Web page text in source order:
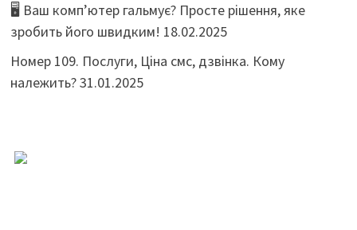
🖥️ Ваш комп’ютер гальмує? Просте рішення, яке
зробить його швидким! 18.02.2025
Номер 109. Послуги, Ціна смс, дзвінка. Кому
належить?31.01.2025